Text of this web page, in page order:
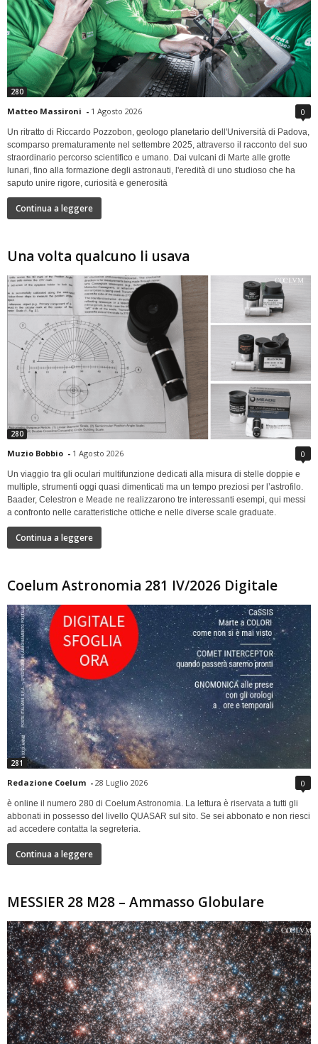
280
Matteo Massironi - 1 Agosto 2026 0
Un ritratto di Riccardo Pozzobon, geologo planetario dell'Università di Padova,
scomparso prematuramente nel settembre 2025, attraverso il racconto del suo
straordinario percorso scientifico e umano. Dai vulcani di Marte alle grotte
lunari, fino alla formazione degli astronauti, l'eredità di uno studioso che ha
saputo unire rigore, curiosità e generosità
Continua a leggere
Una volta qualcuno li usava
280
Muzio Bobbio - 1 Agosto 2026 0
Un viaggio tra gli oculari multifunzione dedicati alla misura di stelle doppie e
multiple, strumenti oggi quasi dimenticati ma un tempo preziosi per l’astrofilo.
Baader, Celestron e Meade ne realizzarono tre interessanti esempi, qui messi
a confronto nelle caratteristiche ottiche e nelle diverse scale graduate.
Continua a leggere
Coelum Astronomia 281 IV/2026 Digitale
281
Redazione Coelum - 28 Luglio 2026 0
è online il numero 280 di Coelum Astronomia. La lettura è riservata a tutti gli
abbonati in possesso del livello QUASAR sul sito. Se sei abbonato e non riesci
ad accedere contatta la segreteria.
Continua a leggere
MESSIER 28 M28 – Ammasso Globulare